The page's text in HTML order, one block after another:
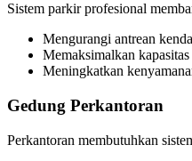
Sistem parkir profesional
Mengurangi antrean
Memaksimalkan
Meningkatkan
Gedung Perkantoran
Perkantoran membutuhkan